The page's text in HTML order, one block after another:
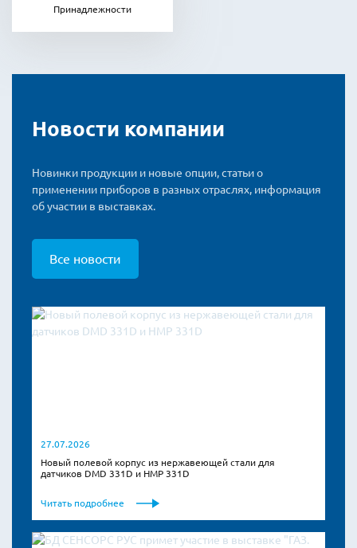
Принадлежности
Новости компании
Новинки продукции и новые опции, статьи о
применении приборов в разных отраслях, информация
об участии в выставках.
Все новости
27.07.2026
Новый полевой корпус из нержавеющей стали для
датчиков DMD 331D и HMP 331D
Читать подробнее